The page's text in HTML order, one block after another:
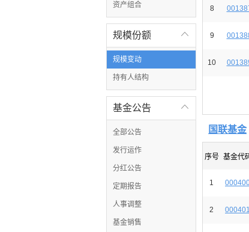
资产组合

规模份额
规模变动
持有人结构

基金公告
全部公告
发行运作
分红公告
定期报告
人事调整
基金销售
8
9
10
国联基金
序号 基金代
1
2 000401